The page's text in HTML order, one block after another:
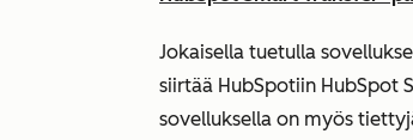
Jokaisella tuetulla
siirtää HubSpotiin HubSpot
sovelluksella on myös